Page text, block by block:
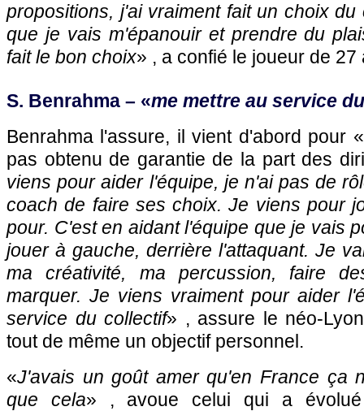
propositions, j'ai vraiment fait un choix
que je vais m'épanouir et prendre du
fait le bon choix» , a confié le joueur de 27
S. Benrahma – «me mettre au service
Benrahma l'assure, il vient d'abord pour «
pas obtenu de garantie de la part des
viens pour aider l'équipe, je n'ai pas de
coach de faire ses choix. Je viens pour
pour. C'est en aidant l'équipe que je vais
jouer à gauche, derrière l'attaquant. Je
ma créativité, ma percussion, faire
marquer. Je viens vraiment pour aider
service du collectif» , assure le néo-
tout de même un objectif personnel.
«J'avais un goût amer qu'en France ça
que cela» , avoue celui qui a